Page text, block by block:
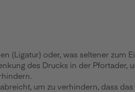
(Ligatur) oder, was seltener zum
des Drucks in der Pfortader,
um zu verhindern, dass